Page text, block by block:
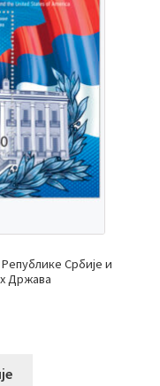
Србије и
Држава